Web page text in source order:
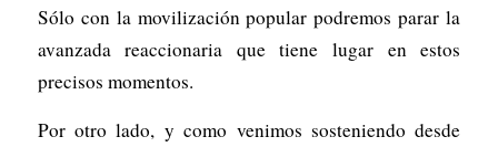
Sólo con la movilización popular podremos parar la
avanzada reaccionaria que tiene lugar en estos
precisos momentos.
Por otro lado, y como venimos sosteniendo desde